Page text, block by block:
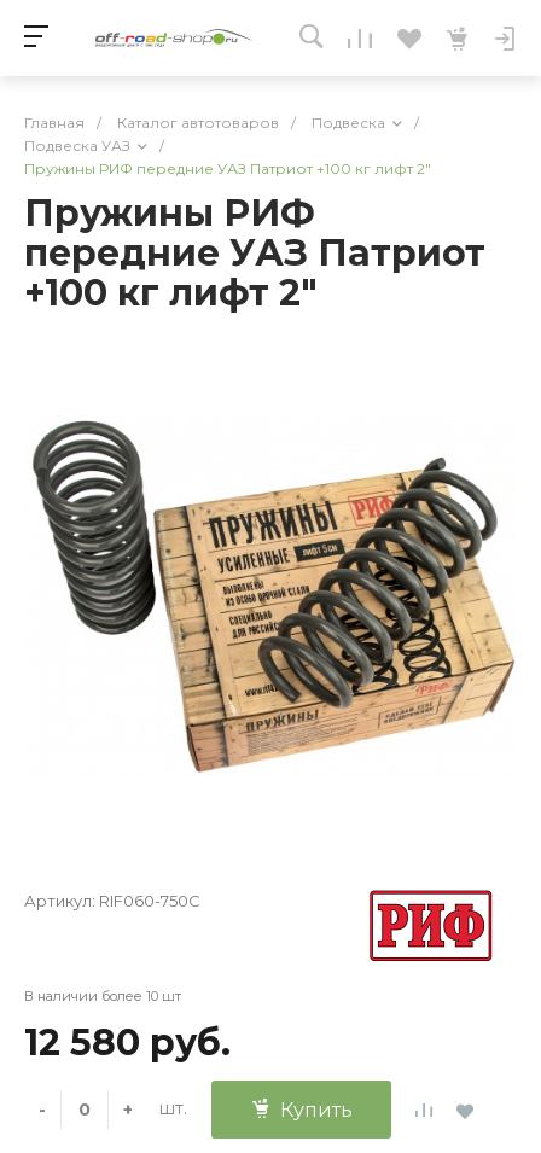
Главная / Каталог автотоваров / Подвеска
/
Подвеска УАЗ
/
Пружины РИФ передние УАЗ Патриот +100 кг лифт 2"
Пружины РИФ
передние УАЗ Патриот
+100 кг лифт 2"
Артикул: RIF060-750C
В наличии более 10 шт
12 580 руб.
- + шт. Купить